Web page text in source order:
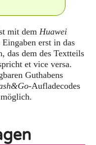
mit demHuawei
erst in das
das dem des Textteils
et vice versa.
Guthabens
-Aufladecodes
möglich.